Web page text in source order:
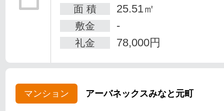
面 積 25.51㎡
敷金 -
礼金 78,000円
マンション アーバネックスみなと元町